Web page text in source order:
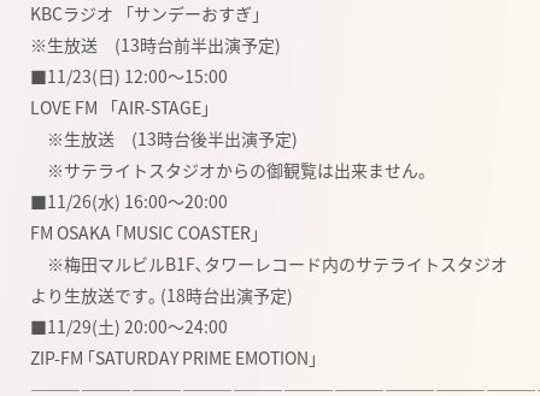
KBCラジオ 「サンデーおすぎ」
※生放送 (13時台前半出演予定)
■11/23(日) 12:00〜15:00
LOVE FM 「AIR-STAGE」
※生放送 (13時台後半出演予定)
※サテライトスタジオからの御観覧は出来ません｡
■11/26(水) 16:00〜20:00
FM OSAKA ｢MUSIC COASTER｣
※梅田マルビルB1F､タワーレコード内のサテライトスタジオ
より生放送です｡ (18時台出演予定)
■11/29(土) 20:00〜24:00
ZIP-FM ｢SATURDAY PRIME EMOTION｣